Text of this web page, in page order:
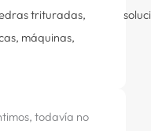
trituradas,
máquinas,
todavía no